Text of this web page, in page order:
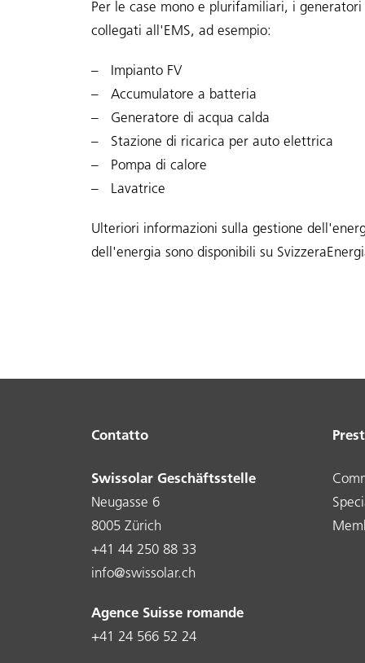
Per le case mono e plurifamiliari, i
collegati all'EMS, ad esempio:
Impianto FV
Accumulatore a batteria
Generatore di acqua calda
Stazione di ricarica per auto elettrica
Pompa di calore
Lavatrice
Ulteriori informazioni sulla gestione
dell'energia sono disponibili su
Contatto
Swissolar Geschäftsstelle
Neugasse 6
8005 Zürich
+41 44 250 88 33
info@swissolar.ch
Agence Suisse romande
+41 24 566 52 24